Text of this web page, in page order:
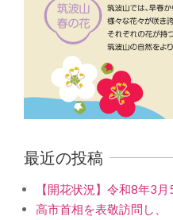
最近の投稿
【開花状況】令和8年3
高市首相を表敬訪問し、